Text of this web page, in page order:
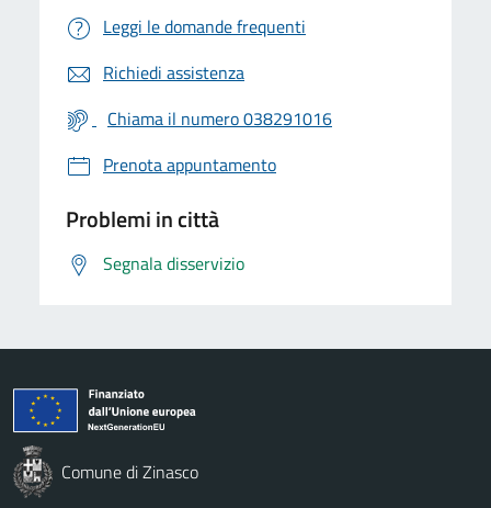
Leggi le domande frequenti
Richiedi assistenza
Chiama il numero 038291016
Prenota appuntamento
Problemi in città
Segnala disservizio
Comune di Zinasco